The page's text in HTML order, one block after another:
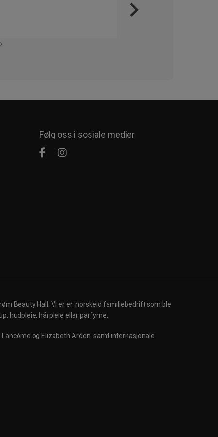
Følg oss i sosiale medier
Beauty Hall. Vi er en norskeid familiebedrift som ble
hudpleie, hårpleie eller parfyme.
Lancôme og Elizabeth Arden, samt internasjonale